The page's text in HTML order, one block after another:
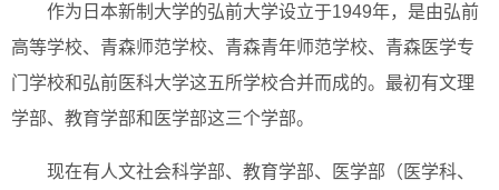
作为日本新制大学的弘前大学设立于1949年，是由弘前
高等学校、青森师范学校、青森青年师范学校、青森医学专
门学校和弘前医科大学这五所学校合并而成的。最初有文理
学部、教育学部和医学部这三个学部。
现在有人文社会科学部、教育学部、医学部（医学科、